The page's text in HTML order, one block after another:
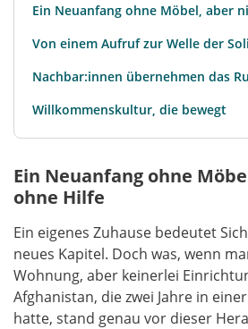
Ein Neuanfang ohne Möbel, aber
Von einem Aufruf zur Welle der
Nachbar:innen übernehmen das
Willkommenskultur, die bewegt
Ein Neuanfang ohne
ohne Hilfe
Ein eigenes Zuhause bedeutet
neues Kapitel. Doch was, wenn
Wohnung, aber keinerlei
Afghanistan, die zwei Jahre in
hatte, stand genau vor dieser